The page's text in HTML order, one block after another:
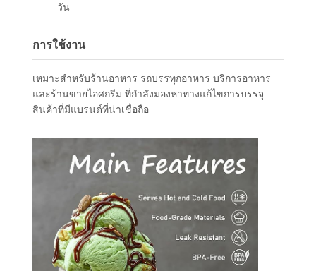
หน้าแรก สินค้า เกี่ยวกับเรา ทัวร์โรงงาน
วัน
การใช้งาน
เหมาะสําหรับร้านอาหาร รถบรรทุกอาหาร บริการอาหาร
และร้านขายไอศกรีม ที่กําลังมองหาทางแก้ไขการบรรจุ
สินค้าที่มีแบรนด์ที่น่าเชื่อถือ